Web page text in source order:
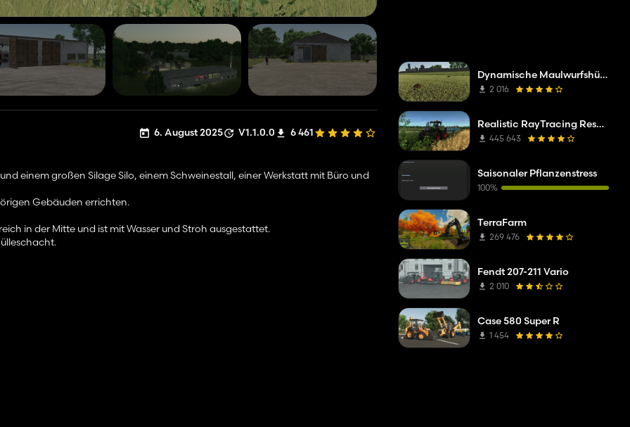
6. August 2025 V1.1.0.0 6 461
einem großen Silage Silo, einem Schweinestall, einer Werkstatt mit Büro und
Gebäuden errichten.
in der Mitte und ist mit Wasser und Stroh ausgestattet.
Dynamische Maulwurfshügel
2 016
Realistic RayTracing Reshade Preset
445 643
Saisonaler Pflanzenstress
100%
TerraFarm
269 476
Fendt 207-211 Vario
2 010
Case 580 Super R
1 454